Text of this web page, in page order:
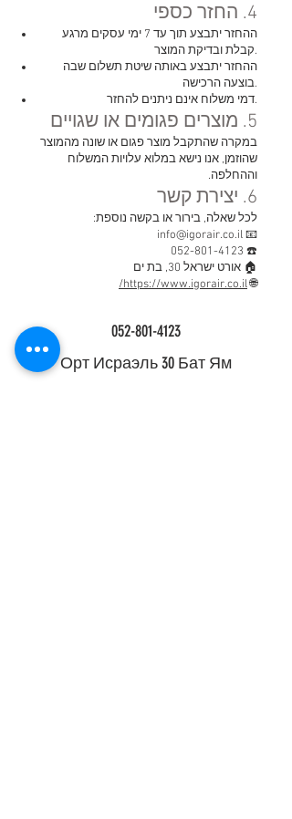
4. החזר כספי
ההחזר יתבצע תוך עד 7 ימי עסקים מרגע
קבלת ובדיקת המוצר.
ההחזר יתבצע באותה שיטת תשלום שבה
בוצעה הרכישה.
דמי משלוח אינם ניתנים להחזר.
5. מוצרים פגומים או שגויים
במקרה שהתקבל מוצר פגום או שונה מהמוצר
שהוזמן, אנו נישא במלוא עלויות המשלוח
וההחלפה.
6. יצירת קשר
לכל שאלה, בירור או בקשה נוספת:
📧 info@igorair.co.il
☎️ 052-801-4123
🏠 אורט ישראל 30, בת ים
🌐
https://www.igorair.co.il/
052-801-4123
Орт Исраэль 30 Бат Ям